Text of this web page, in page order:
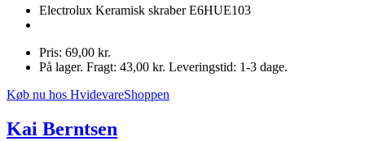
Electrolux Keramisk skraber E6HUE103
Pris: 69,00 kr.
På lager. Fragt: 43,00 kr. Leveringstid: 1-3 dage.
Køb nu hos HvidevareShoppen
Kai Berntsen